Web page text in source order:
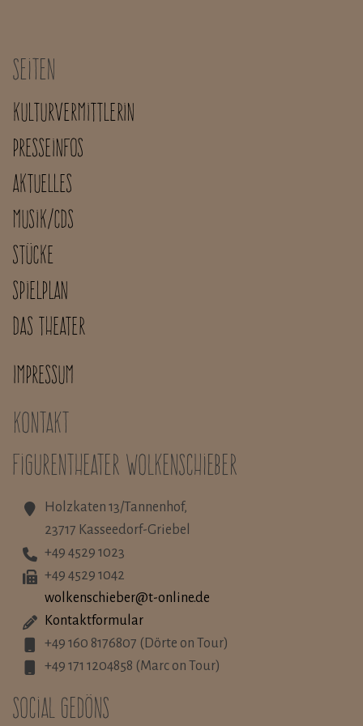
Seiten
Kulturvermittlerin
Presseinfos
Aktuelles
Musik/CDs
Stücke
Spielplan
Das Theater
Impressum
Kontakt
Figurentheater Wolkenschieber
Holzkaten 13/Tannenhof,
23717 Kasseedorf-Griebel
+49 4529 1023
+49 4529 1042
wolkenschieber@t-online.de
Kontaktformular
+49 160 8176807 (Dörte on Tour)
+49 171 1204858 (Marc on Tour)
Social Gedöns